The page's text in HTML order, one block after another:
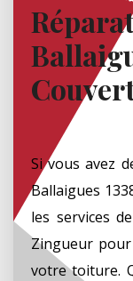
Si vous avez
Ballaigues
les services
Zingueur
votre toiture.